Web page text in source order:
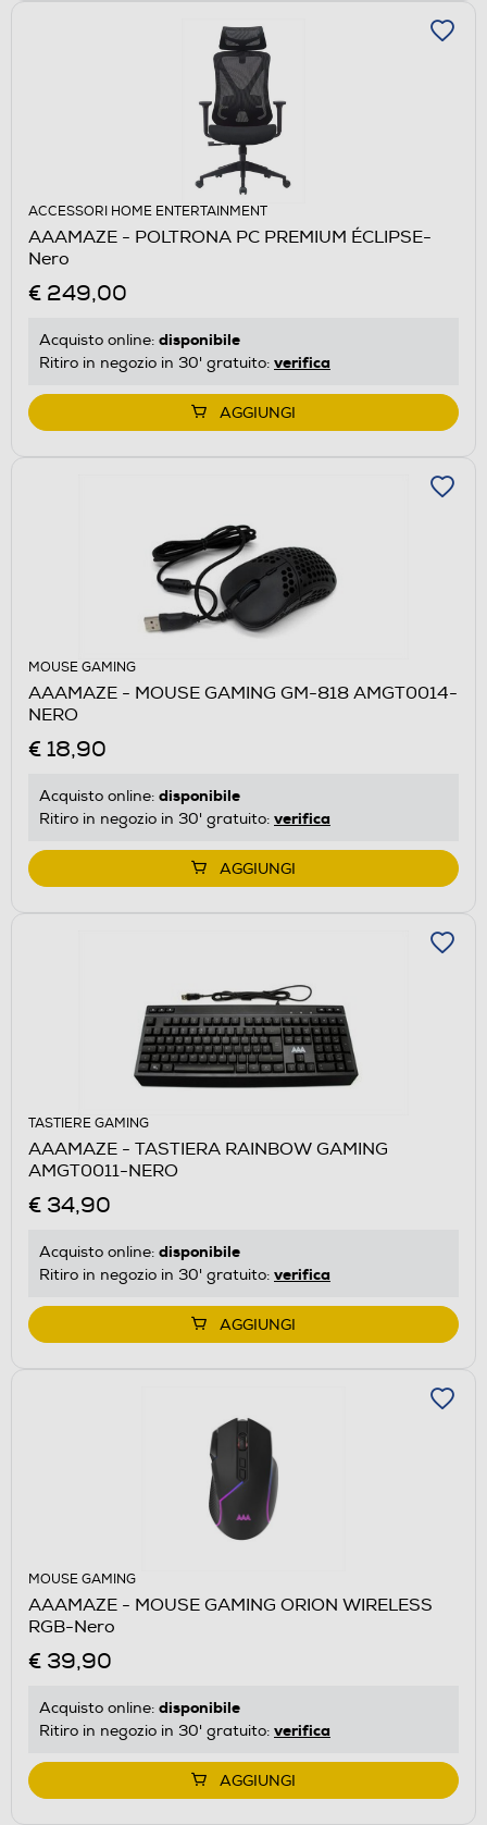
ACCESSORI HOME ENTERTAINMENT
AAAMAZE - POLTRONA PC PREMIUM ÉCLIPSE-
Nero
€ 249,00
Acquisto online: disponibile
Ritiro in negozio in 30' gratuito: verifica
AGGIUNGI
MOUSE GAMING
AAAMAZE - MOUSE GAMING GM-818 AMGT0014-
NERO
€ 18,90
Acquisto online: disponibile
Ritiro in negozio in 30' gratuito: verifica
AGGIUNGI
TASTIERE GAMING
AAAMAZE - TASTIERA RAINBOW GAMING
AMGT0011-NERO
€ 34,90
Acquisto online: disponibile
Ritiro in negozio in 30' gratuito: verifica
AGGIUNGI
MOUSE GAMING
AAAMAZE - MOUSE GAMING ORION WIRELESS
RGB-Nero
€ 39,90
Acquisto online: disponibile
Ritiro in negozio in 30' gratuito: verifica
AGGIUNGI